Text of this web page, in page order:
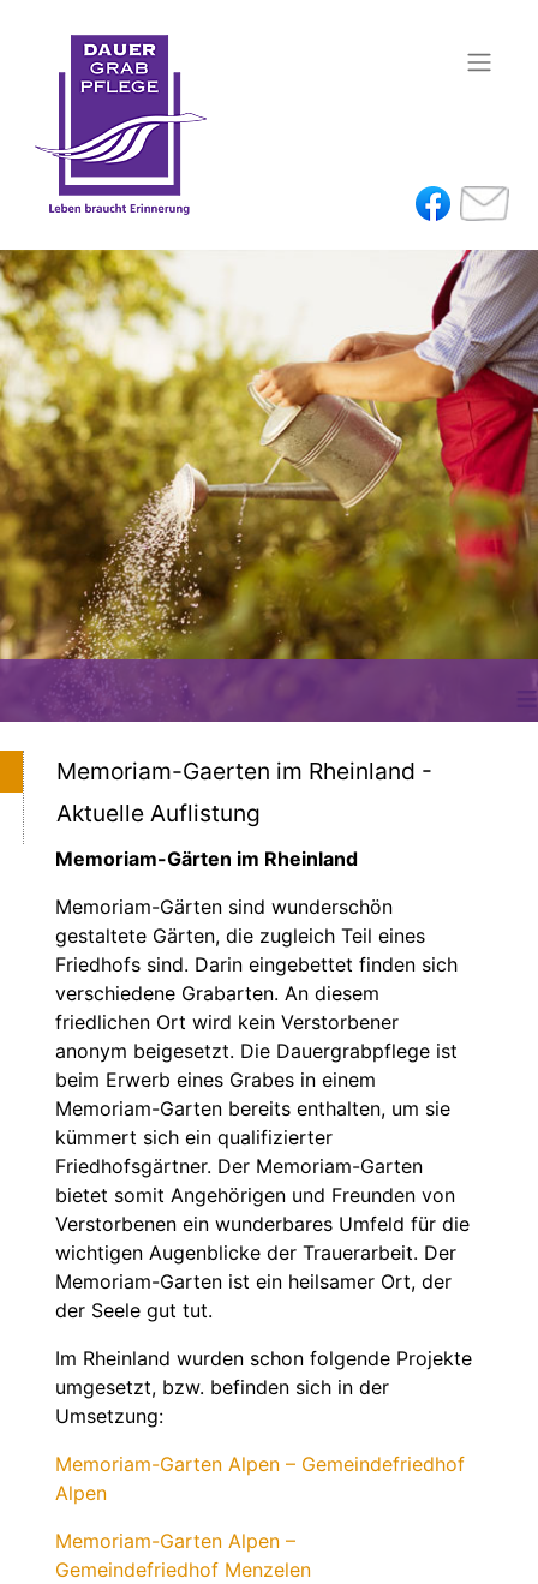
≡
Memoriam-Gaerten im Rheinland -
Aktuelle Auflistung
Memoriam-Gärten im Rheinland
Memoriam-Gärten sind wunderschön
gestaltete Gärten, die zugleich Teil eines
Friedhofs sind. Darin eingebettet finden sich
verschiedene Grabarten. An diesem
friedlichen Ort wird kein Verstorbener
anonym beigesetzt. Die Dauergrabpflege ist
beim Erwerb eines Grabes in einem
Memoriam-Garten bereits enthalten, um sie
kümmert sich ein qualifizierter
Friedhofsgärtner. Der Memoriam-Garten
bietet somit Angehörigen und Freunden von
Verstorbenen ein wunderbares Umfeld für die
wichtigen Augenblicke der Trauerarbeit. Der
Memoriam-Garten ist ein heilsamer Ort, der
der Seele gut tut.
Im Rheinland wurden schon folgende Projekte
umgesetzt, bzw. befinden sich in der
Umsetzung:
Memoriam-Garten Alpen – Gemeindefriedhof
Alpen
Memoriam-Garten Alpen –
Gemeindefriedhof Menzelen